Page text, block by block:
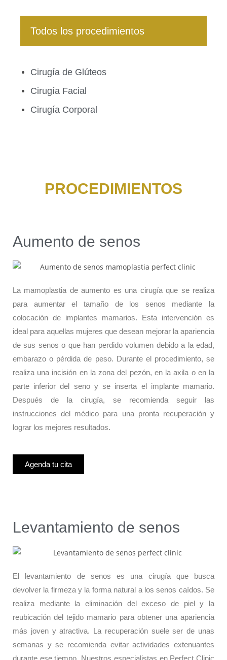
Todos los procedimientos
Cirugía de Glúteos
Cirugía Facial
Cirugía Corporal
PROCEDIMIENTOS
Aumento de senos
La mamoplastia de aumento es una cirugía que se realiza
para aumentar el tamaño de los senos mediante la
colocación de implantes mamarios. Esta intervención es
ideal para aquellas mujeres que desean mejorar la apariencia
de sus senos o que han perdido volumen debido a la edad,
embarazo o pérdida de peso. Durante el procedimiento, se
realiza una incisión en la zona del pezón, en la axila o en la
parte inferior del seno y se inserta el implante mamario.
Después de la cirugía, se recomienda seguir las
instrucciones del médico para una pronta recuperación y
lograr los mejores resultados.
Agenda tu cita
Levantamiento de senos
El levantamiento de senos es una cirugía que busca
devolver la firmeza y la forma natural a los senos caídos. Se
realiza mediante la eliminación del exceso de piel y la
reubicación del tejido mamario para obtener una apariencia
más joven y atractiva. La recuperación suele ser de unas
semanas y se recomienda evitar actividades extenuantes
durante ese tiempo. Nuestros especialistas en Perfect Clinic